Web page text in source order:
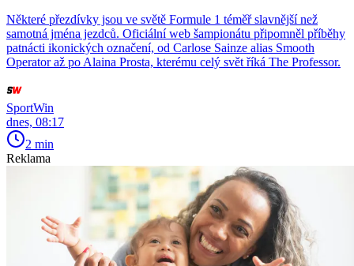
Některé přezdívky jsou ve světě Formule 1 téměř slavnější než
samotná jména jezdců. Oficiální web šampionátu připomněl příběhy
patnácti ikonických označení, od Carlose Sainze alias Smooth
Operator až po Alaina Prosta, kterému celý svět říká The Professor.
SportWin
dnes, 08:17
2 min
Reklama